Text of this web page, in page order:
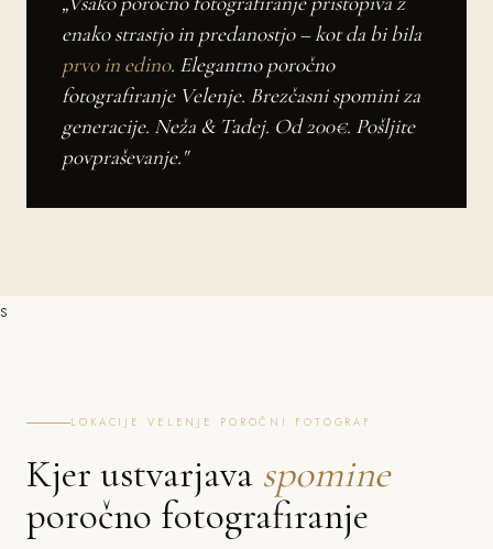
enako strastjo in predanostjo – kot da bi bila
prvo in edino. Elegantno poročno
fotografiranje Velenje. Brezčasni spomini za
generacije. Neža & Tadej. Od 200€. Pošljite
povpraševanje."
s
LOKACIJE VELENJE POROČNI FOTOGRAF
Kjer ustvarjava spomine
poročno fotografiranje